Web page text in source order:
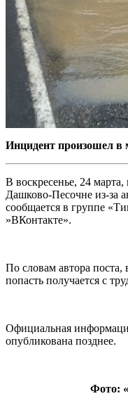
Инцидент произошел в
В воскресенье, 24
Дашково-Песочне из-за
сообщается в группе
»ВКонтакте».
По словам автора поста,
попасть получается с
Официальная
опубликована позднее.
Фото: